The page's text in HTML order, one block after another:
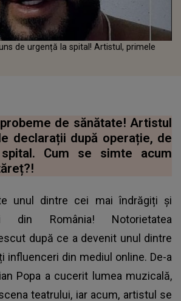
de urgență la spital! Artistul, primele
de sănătate! Artistul
declarații după operație, de
Cum se simte acum
unul dintre cei mai îndrăgiți și
din România! Notorietatea
după ce a devenit unul dintre
influenceri din mediul online. De-a
Popa a cucerit lumea muzicală,
teatrului, iar acum, artistul se